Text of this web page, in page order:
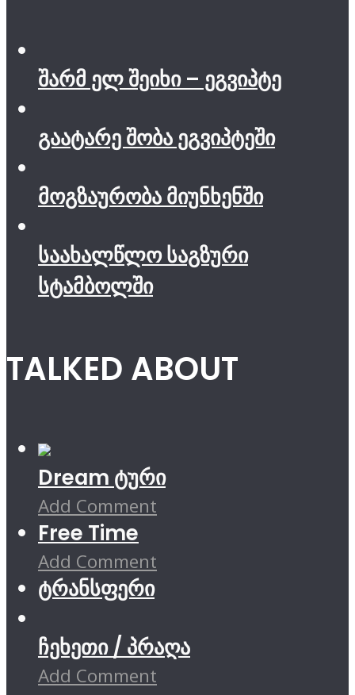
შარმ ელ შეიხი – ეგვიპტე
გაატარე შობა ეგვიპტეში
მოგზაურობა მიუნხენში
საახალწლო საგზური
სტამბოლში
TALKED ABOUT
Dream ტური
Add Comment
Free Time
Add Comment
ტრანსფერი
ჩეხეთი / პრაღა
Add Comment